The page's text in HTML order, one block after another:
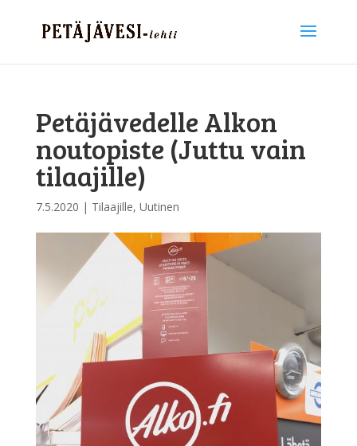
Petäjävedelle Alkon
noutopiste (Juttu vain
tilaajille)
7.5.2020 | Tilaajille, Uutinen